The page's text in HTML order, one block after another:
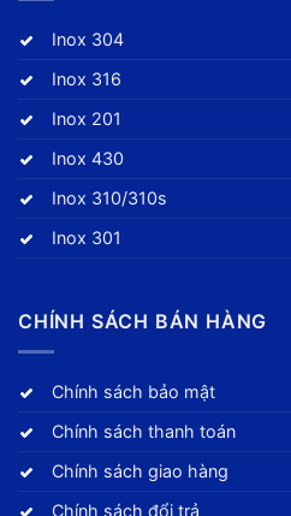
Inox 304
Inox 316
Inox 201
Inox 430
Inox 310/310s
Inox 301
CHÍNH SÁCH BÁN HÀNG
Chính sách bảo mật
Chính sách thanh toán
Chính sách giao hàng
Chính sách đổi trả